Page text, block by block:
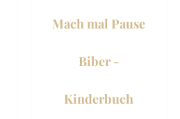
Mach mal Pause
Biber -
Kinderbuch